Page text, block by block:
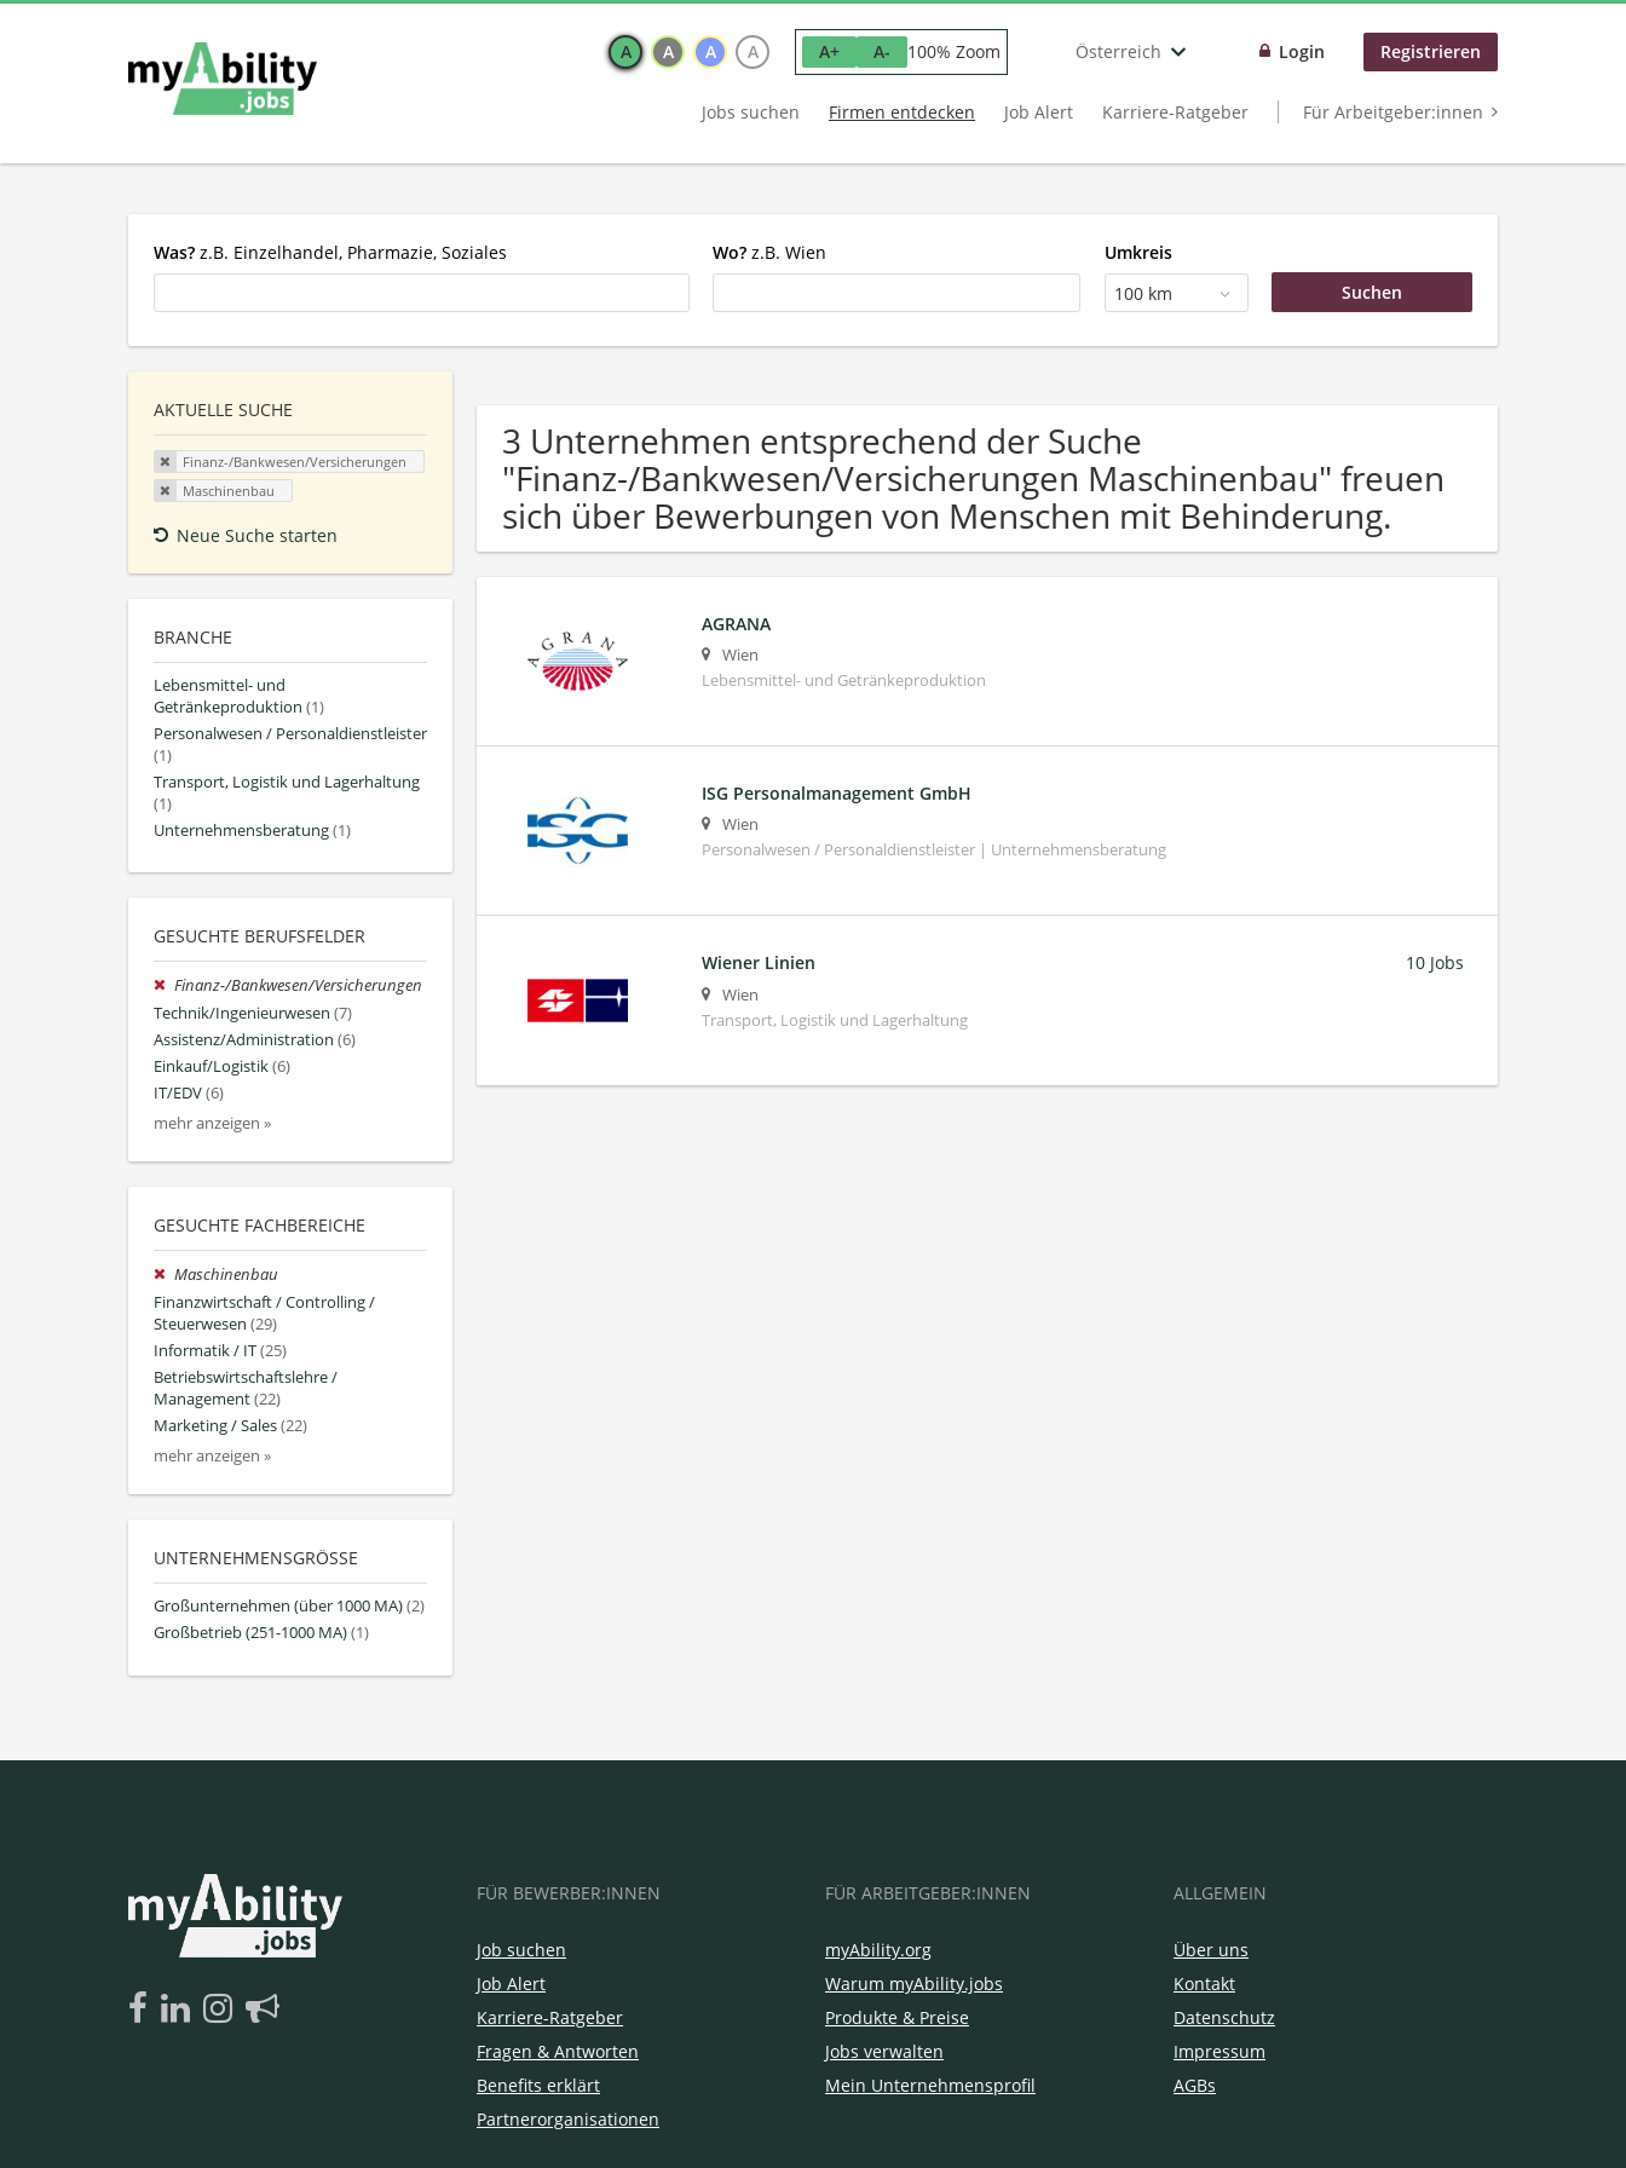
A A A A A+ A- 100% Zoom Österreich Login Registrieren
Jobs suchen Firmen entdecken Job Alert Karriere-Ratgeber Für Arbeitgeber:innen
Was? z.B. Einzelhandel, Pharmazie, Soziales Wo? z.B. Wien
Umkreis
100 km
AKTUELLE SUCHE
Finanz-/Bankwesen/Versicherungen
Maschinenbau
Neue Suche starten
BRANCHE
Lebensmittel- und
Getränkeproduktion (1)
Personalwesen / Personaldienstleister
(1)
Transport, Logistik und Lagerhaltung
(1)
Unternehmensberatung(1)
GESUCHTE BERUFSFELDER
Finanz-/Bankwesen/Versicherungen
Technik/Ingenieurwesen (7)
Assistenz/Administration (6)
Einkauf/Logistik(6)
IT/EDV(6)
mehr anzeigen »
GESUCHTE FACHBEREICHE
Maschinenbau
Finanzwirtschaft / Controlling /
Steuerwesen (29)
Informatik / IT(25)
Betriebswirtschaftslehre /
Management(22)
Marketing / Sales(22)
mehr anzeigen »
UNTERNEHMENSGRÖSSE
Großunternehmen (über 1000 MA)(2)
Großbetrieb (251-1000 MA)(1)
3 Unternehmen entsprechend der Suche
"Finanz-/Bankwesen/Versicherungen Maschinenbau" freuen
sich über Bewerbungen von Menschen mit Behinderung.
AGRANA
Wien
Lebensmittel- und Getränkeproduktion
ISG Personalmanagement GmbH
Wien
Personalwesen / Personaldienstleister | Unternehmensberatung
Wiener Linien
Wien
Transport, Logistik und Lagerhaltung
10 Jobs
FÜR BEWERBER:INNEN
Job suchen
Job Alert
Karriere-Ratgeber
Fragen & Antworten
Benefits erklärt
Partnerorganisationen
FÜR ARBEITGEBER:INNEN
myAbility.org
Warum myAbility.jobs
Produkte & Preise
Jobs verwalten
Mein Unternehmensprofil
ALLGEMEIN
Über uns
Kontakt
Datenschutz
Impressum
AGBs